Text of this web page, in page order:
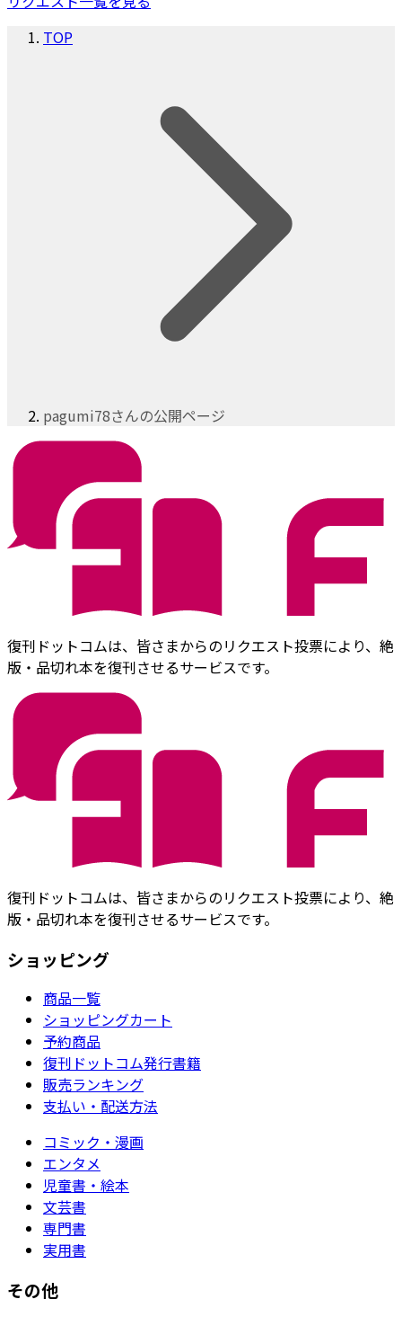
TOP
pagumi78さんの公開ページ
復刊ドットコムは、皆さまからのリクエスト投票により、絶
版・品切れ本を復刊させるサービスです。
復刊ドットコムは、皆さまからのリクエスト投票により、絶
版・品切れ本を復刊させるサービスです。
ショッピング
商品一覧
ショッピングカート
予約商品
復刊ドットコム発行書籍
販売ランキング
支払い・配送方法
コミック・漫画
エンタメ
児童書・絵本
文芸書
専門書
実用書
その他